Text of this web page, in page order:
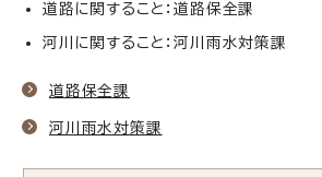
道路に関すること：道路保全課
河川に関すること：河川雨水対策課
道路保全課
河川雨水対策課